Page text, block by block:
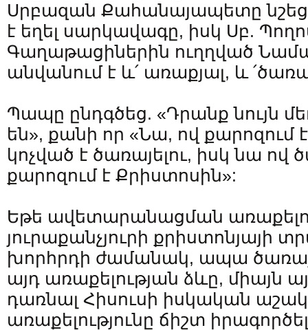
Սրբազան Քահանայապետը նշեց,
է եղել սարկավագը, իսկ Սբ.
Գաղաթացիներին ուղղված
անվանում է և՛ առաքյալ, և
Պապը ընդգծեց. «Դրանք նույն
են», քանի որ «Նա, ով քարոզում
կոչված է ծառայելու, իսկ նա ով
քարոզում է Քրիստոսին»:
Եթե ավետարանացման
յուրաքանչյուրի քրիստոնյայի
խորհրդի ժամանակ, ապա
այդ առաքելության ձևը, միայն
դառնալ Հիսուսի իսկական
առաքելությունը ճիշտ